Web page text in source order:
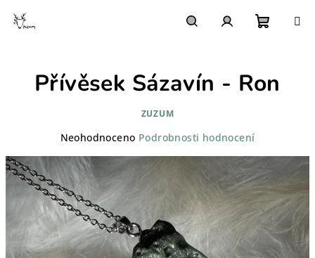
košík
Přívěsek Sázavín - Ron
ZUZUM
Průměrné
produktu
je
0,0
z
5
hvězdiček.
Neohodnoceno Podrobnosti hodnocení